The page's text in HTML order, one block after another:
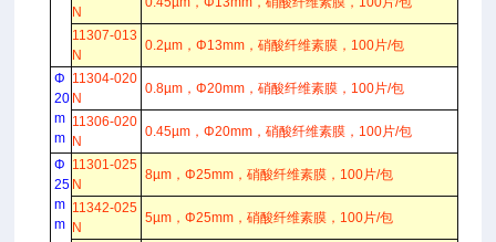
N
11307-013
N
0.2µm，Φ13mm，硝酸纤维素膜，100片/包
Φ
20
m
m
11304-020
N
0.8µm，Φ20mm，硝酸纤维素膜，100片/包
11306-020
N
0.45µm，Φ20mm，硝酸纤维素膜，100片/包
Φ
25
m
m
11301-025
N
8µm，Φ25mm，硝酸纤维素膜，100片/包
11342-025
N
5µm，Φ25mm，硝酸纤维素膜，100片/包